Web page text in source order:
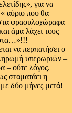
για να
αύριο που θα
φραουλοχώραφα
άμα λάχει τους
να περπατήσει ο
υπερωριών –
– ούτε λόγος.
σταματάει η
δύο μήνες μετά!